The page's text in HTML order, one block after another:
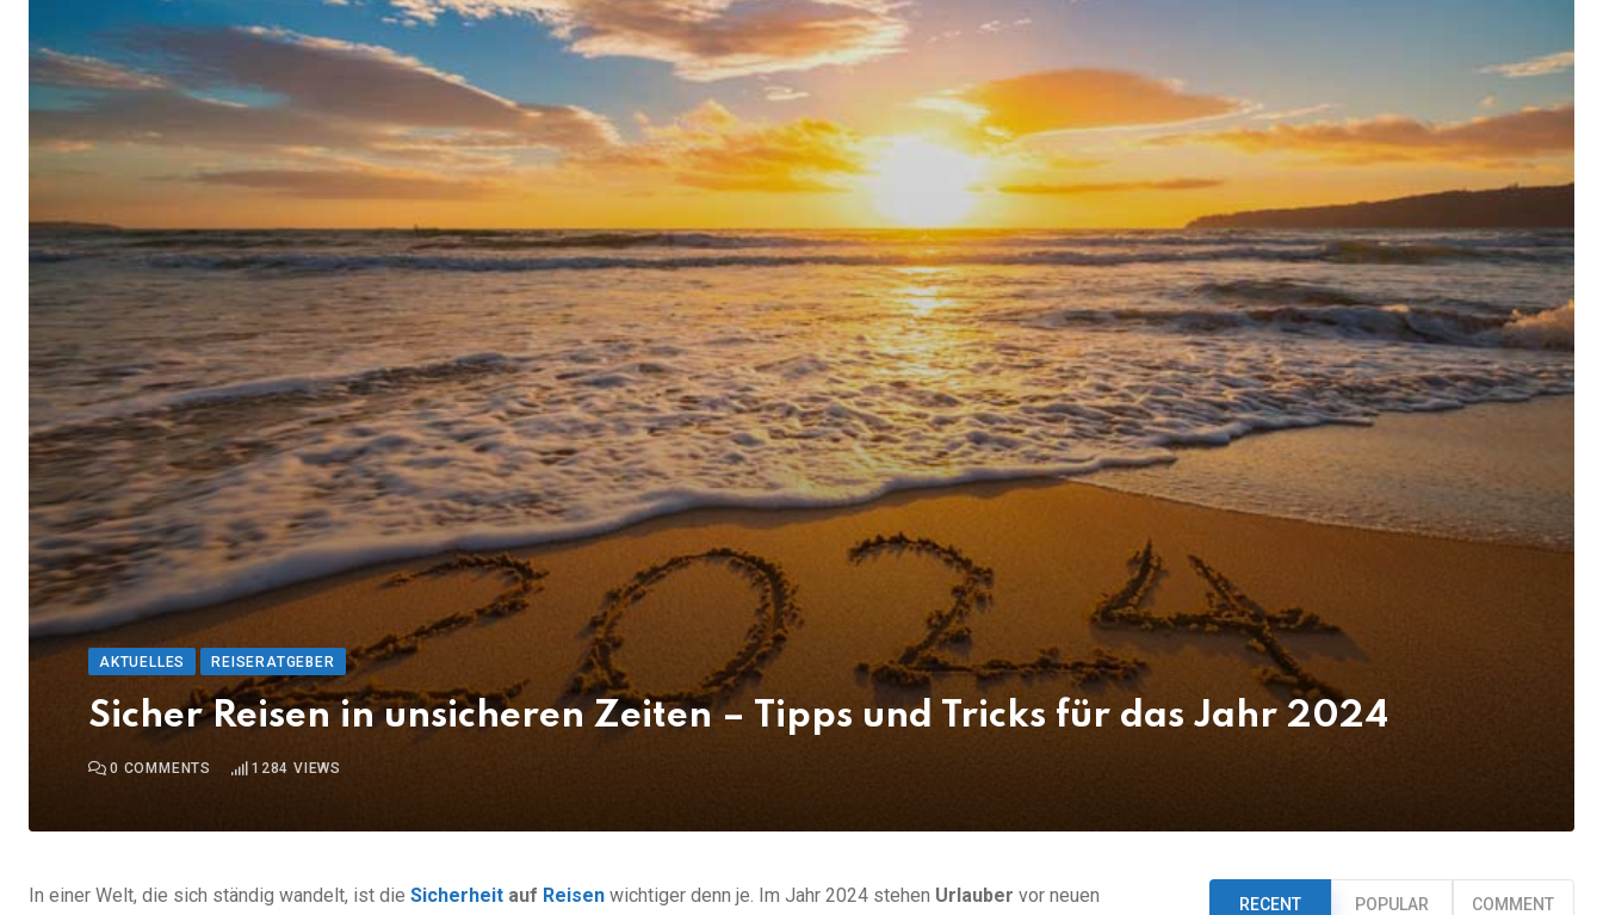
AKTUELLES REISERATGEBER
Sicher Reisen in unsicheren Zeiten – Tipps und Tricks für das Jahr 2024
0 COMMENTS 1284 VIEWS
In einer Welt, die sich ständig wandelt, ist die Sicherheit auf Reisen wichtiger denn je. Im Jahr 2024 stehen Urlauber vor neuen
RECENT POPULAR COMMENT